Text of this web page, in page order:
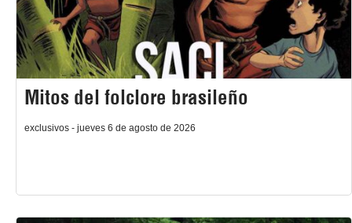
Mitos del folclore brasileño
exclusivos - jueves 6 de agosto de 2026